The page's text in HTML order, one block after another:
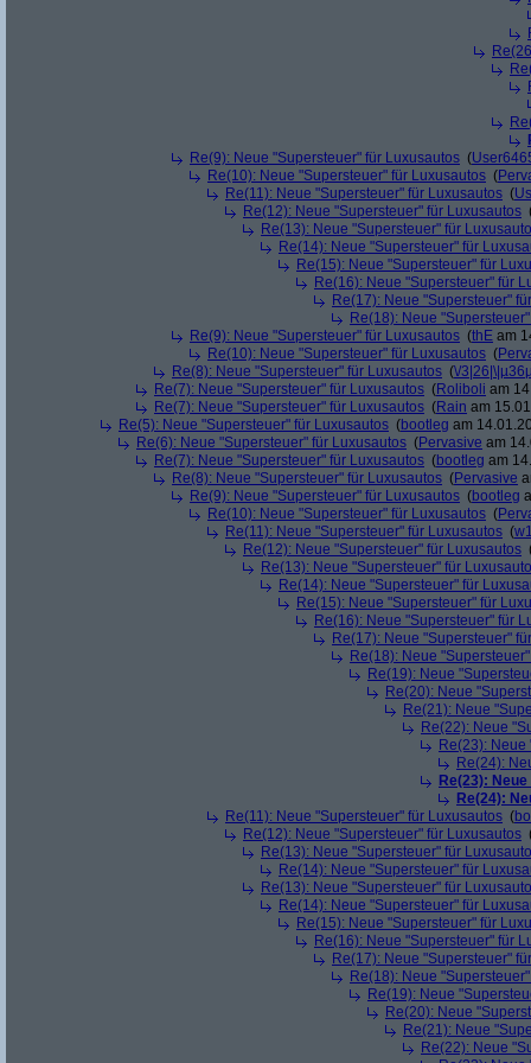
Re(9): Neue "Supersteuer" für Luxusautos (
Re(10): Neue "Supersteuer" für Luxusautos (
Re(11): Neue "Supersteuer" für Luxusautos (
Re(12): Neue "Supersteuer" für Luxusautos
Re(13): Neue "Supersteuer" für
Re(14): Neue "Supersteuer" für
Re(15): Neue "Supersteuer" für
Re(16): Neue "Supersteuer" für
Re(17): Neue "Supersteuer"
Re(18): Neue
Re(9): Neue "Supersteuer" für Luxusautos (thE am
Re(10): Neue "Supersteuer" für Luxusautos (
Re(8): Neue "Supersteuer" für Luxusautos (\/
Re(7): Neue "Supersteuer" für Luxusautos (Roliboli am
Re(7): Neue "Supersteuer" für Luxusautos (Rain am
Re(5): Neue "Supersteuer" für Luxusautos (bootleg am
Re(6): Neue "Supersteuer" für Luxusautos (Pervasive am
Re(7): Neue "Supersteuer" für Luxusautos (bootleg am
Re(8): Neue "Supersteuer" für Luxusautos (Pervasive
Re(9): Neue "Supersteuer" für Luxusautos (bootleg
Re(10): Neue "Supersteuer" für Luxusautos (
Re(11): Neue "Supersteuer" für Luxusautos (
Re(12): Neue "Supersteuer" für Luxusautos
Re(13): Neue "Supersteuer" für
Re(14): Neue "Supersteuer" für
Re(15): Neue "Supersteuer" für
Re(16): Neue "Supersteuer" für
Re(17): Neue "Supersteuer"
Re(18): Neue
Re(19): Neue
Re(20): Neue
Re(21): Neue
Re(22): Neue
Re(23):
Re(24):
Re(23):
Re(24):
Re(11): Neue "Supersteuer" für Luxusautos (
Re(12): Neue "Supersteuer" für Luxusautos
Re(13): Neue "Supersteuer" für
Re(14): Neue "Supersteuer" für
Re(13): Neue "Supersteuer" für
Re(14): Neue "Supersteuer" für
Re(15): Neue "Supersteuer" für
Re(16): Neue "Supersteuer" für
Re(17): Neue "Supersteuer"
Re(18): Neue
Re(19): Neue
Re(20): Neue
Re(21): Neue
Re(22): Neue